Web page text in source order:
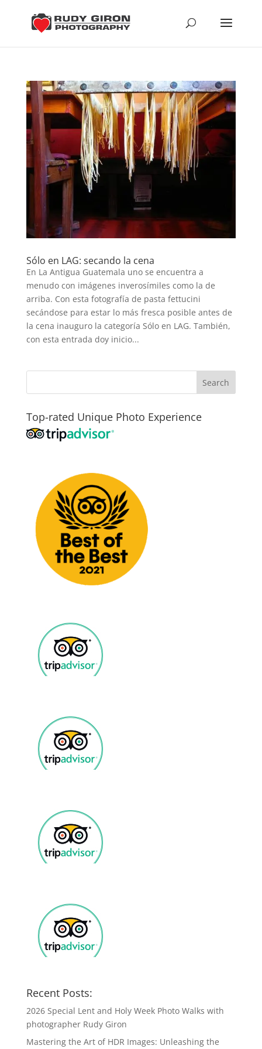
Sólo en LAG: secando la cena
En La Antigua Guatemala uno se encuentra a
menudo con imágenes inverosímiles como la de
arriba. Con esta fotografía de pasta fettucini
secándose para estar lo más fresca posible antes de
la cena inauguro la categoría Sólo en LAG. También,
con esta entrada doy inicio...
Top-rated Unique Photo Experience
Recent Posts:
2026 Special Lent and Holy Week Photo Walks with
photographer Rudy Giron
Mastering the Art of HDR Images: Unleashing the